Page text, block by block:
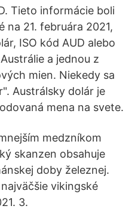
Tieto informácie boli
na 21. februára 2021,
ISO kód AUD alebo
a jednou z
mien. Niekedy sa
Austrálsky dolár je
mena na svete.
medzníkom
skanzen obsahuje
doby železnej.
vikingské
3.